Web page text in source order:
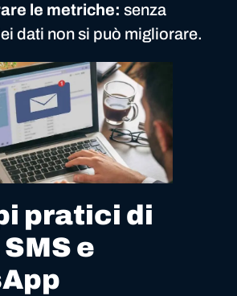
le metriche: senza
dati non si può migliorare.
pratici di
e